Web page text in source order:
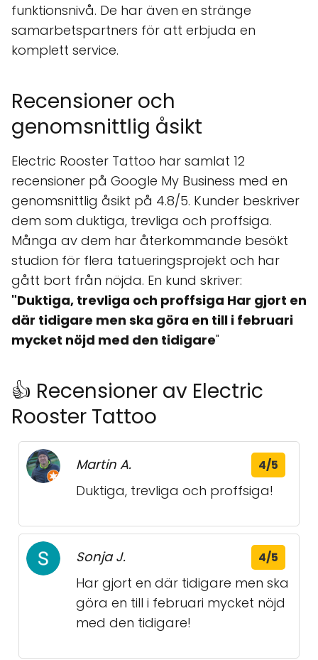
funktionsnivå. De har även en stränge
samarbetspartners för att erbjuda en
komplett service.
Recensioner och
genomsnittlig åsikt
Electric Rooster Tattoo har samlat 12
recensioner på Google My Business med en
genomsnittlig åsikt på 4.8/5. Kunder beskriver
dem som duktiga, trevliga och proffsiga.
Många av dem har återkommande besökt
studion för flera tatueringsprojekt och har
gått bort från nöjda. En kund skriver:
"Duktiga, trevliga och proffsiga Har gjort en
där tidigare men ska göra en till i februari
mycket nöjd med den tidigare"
👍 Recensioner av Electric
Rooster Tattoo
Martin A. 4/5
Duktiga, trevliga och proffsiga!
Sonja J. 4/5
Har gjort en där tidigare men ska
göra en till i februari mycket nöjd
med den tidigare!